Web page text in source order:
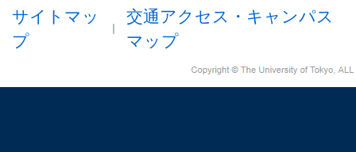
サイトマッ
プ
交通アクセス・キャンパス
マップ